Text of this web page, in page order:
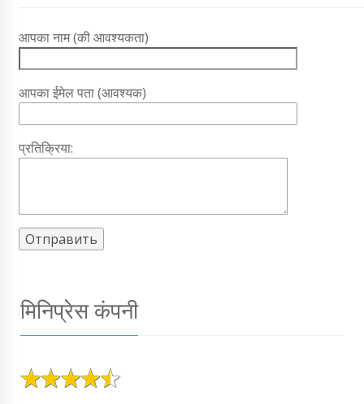
आपका नाम (की आवश्यकता)
आपका ईमेल पता (आवश्यक)
प्रतिक्रिया:
मिनिप्रेस कंपनी